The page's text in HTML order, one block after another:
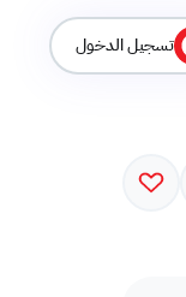
تسجيل الدخول